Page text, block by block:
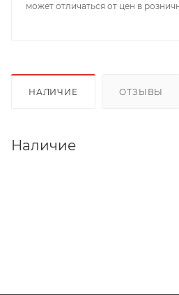
может отличаться от цен в
НАЛИЧИЕ ОТЗЫВЫ
Наличие